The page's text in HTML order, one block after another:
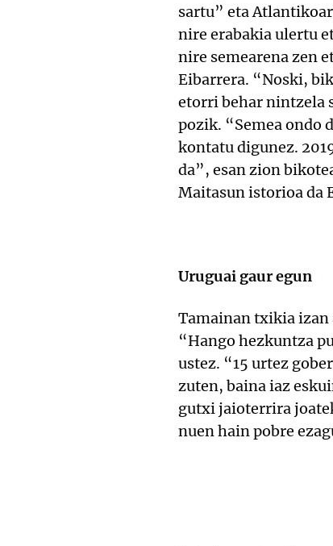
sartu” eta
nire erabakia ulertu
nire semearena zen
Eibarrera. “Noski,
etorri behar nintzela
pozik. “Semea ondo
kontatu digunez.
da”, esan zion
Maitasun istorioa da
Uruguai gaur egun
Tamainan txikia izan
“Hango hezkuntza
ustez. “15 urtez
zuten, baina iaz
gutxi jaioterrira
nuen hain pobre